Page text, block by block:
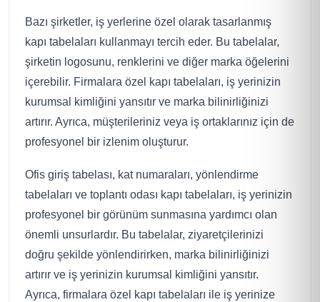
Bazı şirketler, iş yerlerine özel olarak tasarlanmış
kapı tabelaları kullanmayı tercih eder. Bu tabelalar,
şirketin logosunu, renklerini ve diğer marka öğelerini
içerebilir. Firmalara özel kapı tabelaları, iş yerinizin
kurumsal kimliğini yansıtır ve marka bilinirliğinizi
artırır. Ayrıca, müşterileriniz veya iş ortaklarınız için de
profesyonel bir izlenim oluşturur.
Ofis giriş tabelası, kat numaraları, yönlendirme
tabelaları ve toplantı odası kapı tabelaları, iş yerinizin
profesyonel bir görünüm sunmasına yardımcı olan
önemli unsurlardır. Bu tabelalar, ziyaretçilerinizi
doğru şekilde yönlendirirken, marka bilinirliğinizi
artırır ve iş yerinizin kurumsal kimliğini yansıtır.
Ayrıca, firmalara özel kapı tabelaları ile iş yerinize